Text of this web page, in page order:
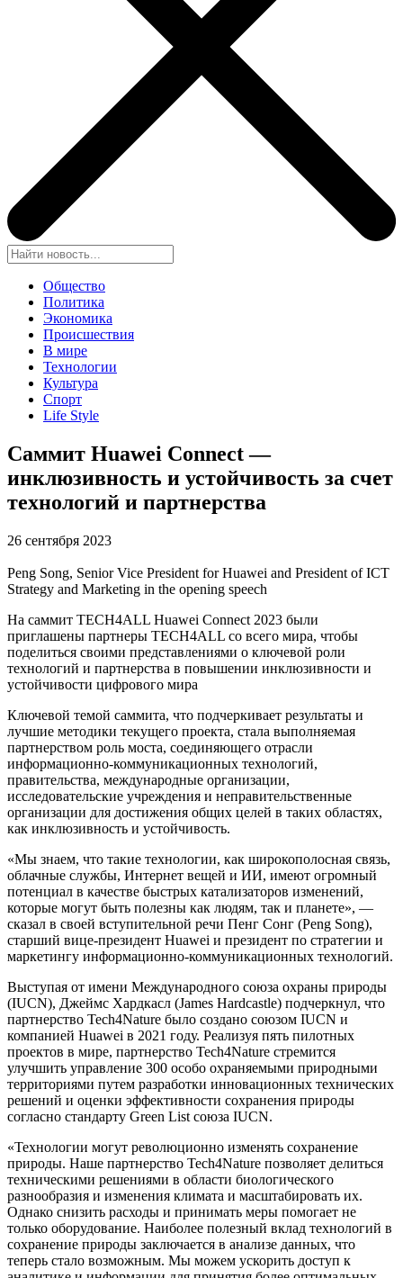
Общество
Политика
Экономика
Происшествия
В мире
Технологии
Культура
Спорт
Life Style
Саммит Huawei Connect —
инклюзивность и устойчивость за счет
технологий и партнерства
26 сентября 2023
Peng Song, Senior Vice President for Huawei and President of ICT
Strategy and Marketing in the opening speech
На саммит TECH4ALL Huawei Connect 2023 были
приглашены партнеры TECH4ALL со всего мира, чтобы
поделиться своими представлениями о ключевой роли
технологий и партнерства в повышении инклюзивности и
устойчивости цифрового мира
Ключевой темой саммита, что подчеркивает результаты и
лучшие методики текущего проекта, стала выполняемая
партнерством роль моста, соединяющего отрасли
информационно-коммуникационных технологий,
правительства, международные организации,
исследовательские учреждения и неправительственные
организации для достижения общих целей в таких областях,
как инклюзивность и устойчивость.
«Мы знаем, что такие технологии, как широкополосная связь,
облачные службы, Интернет вещей и ИИ, имеют огромный
потенциал в качестве быстрых катализаторов изменений,
которые могут быть полезны как людям, так и планете», —
сказал в своей вступительной речи Пенг Сонг (Peng Song),
старший вице-президент Huawei и президент по стратегии и
маркетингу информационно-коммуникационных технологий.
Выступая от имени Международного союза охраны природы
(IUCN), Джеймс Хардкасл (James Hardcastle) подчеркнул, что
партнерство Tech4Nature было создано союзом IUCN и
компанией Huawei в 2021 году. Реализуя пять пилотных
проектов в мире, партнерство Tech4Nature стремится
улучшить управление 300 особо охраняемыми природными
территориями путем разработки инновационных технических
решений и оценки эффективности сохранения природы
согласно стандарту Green List союза IUCN.
«Технологии могут революционно изменять сохранение
природы. Наше партнерство Tech4Nature позволяет делиться
техническими решениями в области биологического
разнообразия и изменения климата и масштабировать их.
Однако снизить расходы и принимать меры помогает не
только оборудование. Наиболее полезный вклад технологий в
сохранение природы заключается в анализе данных, что
теперь стало возможным. Мы можем ускорить доступ к